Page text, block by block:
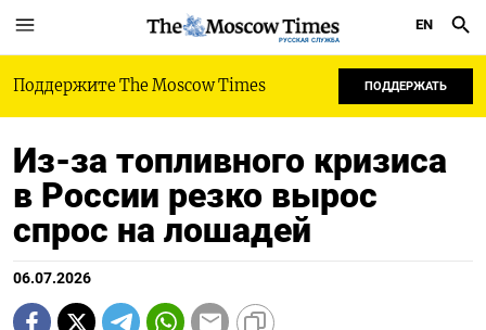
РУССКАЯ СЛУЖБА
EN
Поддержите The Moscow Times ПОДДЕРЖАТЬ
Из-за топливного кризиса
в России резко вырос
спрос на лошадей
06.07.2026